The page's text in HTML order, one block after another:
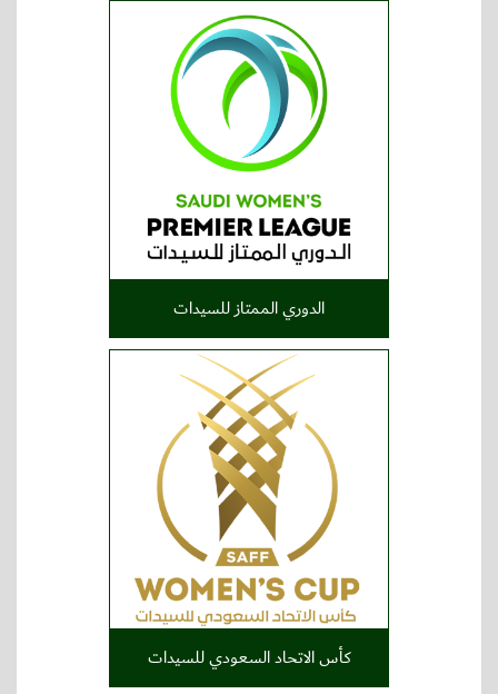
الدوري الممتاز للسيدات
كأس الاتحاد السعودي للسيدات